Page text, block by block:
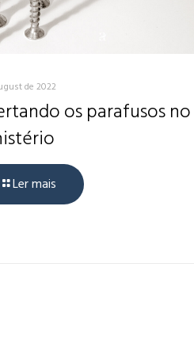
de 2022
os parafusos no
Ler mais